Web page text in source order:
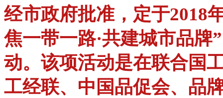
经市政府批准，定于2018
焦一带一路·共建城市品牌
动。该项活动是在联合国
工经联、中国品促会、品